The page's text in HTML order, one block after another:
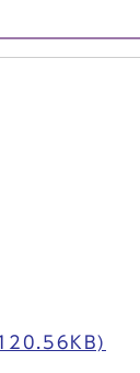
120.56KB)